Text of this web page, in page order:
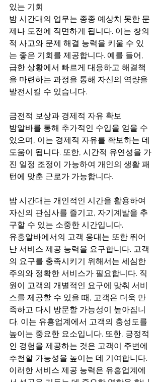
있는 기회
밤 시간대의 업무는 종종 예상치 못한 문
제나 도전에 직면하게 됩니다. 이는 창의
적 사고와 문제 해결 능력을 키울 수 있
는 좋은 기회를 제공합니다. 예를 들어,
급한 상황에서 빠르게 대응하고 해결책
을 마련하는 과정을 통해 자신의 역량을
발전시킬 수 있습니다.
금전적 보상과 경제적 자유 확보
밤알바를 통해 추가적인 수입을 얻을 수
있으며, 이는 경제적 자유를 확보하는 데
도움이 됩니다. 또한, 시간적 유연성을 가
진 일정 조정이 가능하여 개인의 생활 패
턴에 맞춘 근로가 가능합니다.
밤 시간대는 개인적인 시간을 활용하여
자신의 관심사를 즐기고, 자기계발을 추
구할 수 있는 소중한 시간입니다.
유흥알바에서의 고객 응대는 또한 뛰어
난 서비스 제공 능력을 요구합니다. 고객
의 요구를 충족시키기 위해서는 세심한
주의와 정확한 서비스가 필요합니다. 직
원이 고객의 개별적인 요구에 맞춰 서비
스를 제공할 수 있을 때, 고객은 더욱 만
족하고 다시 방문할 가능성이 높아집니
다. 이는 유흥업계에서 고객의 충성도를
높이는 중요한 요소입니다. 또한, 긍정적
인 경험을 제공하는 것은 고객이 주변에
추천할 가능성을 높이는 데 기여합니다.
이러한 서비스 제공 능력은 유흥업계에